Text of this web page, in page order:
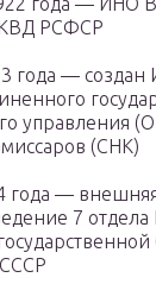
РСФСР
года — создан
управления
(СНК)
года —
7 отдела